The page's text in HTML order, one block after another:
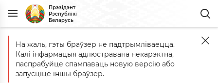
Прэзідэнт
Рэспублікі
Беларусь
Галоўная Падзеі Спачуванне Старшыні КНР Сі Цзіньпіну,
Спачуванне Старшыні КНР Сі
Цзіньпіну, родным і блізкім
На жаль, гэты браўзер не падтрымліваецца.
Калі інфармацыя адлюстравана некарэктна,
паспрабуйце спампаваць новую версію або
запусціце іншы браўзер.